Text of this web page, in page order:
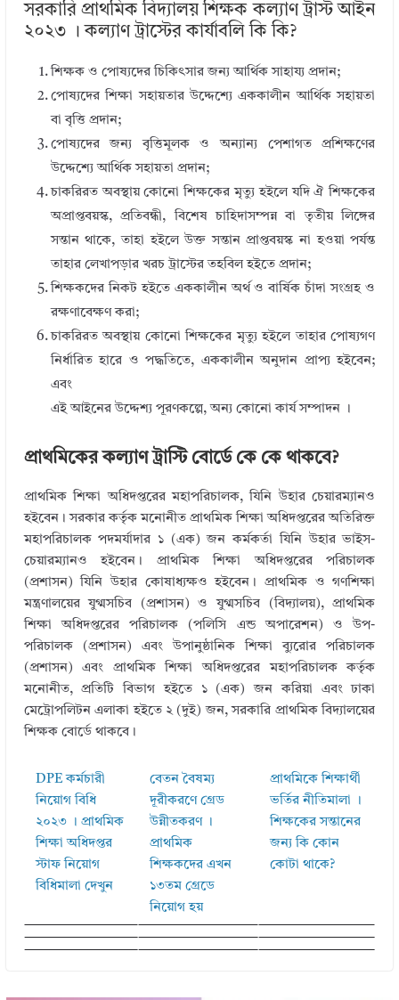
সরকারি প্রাথমিক বিদ্যালয় শিক্ষক কল্যাণ ট্রাস্ট আইন
২০২৩ । কল্যাণ ট্রাস্টের কার্যাবলি কি কি?
শিক্ষক ও পোষ্যদের চিকিৎসার জন্য আর্থিক সাহায্য প্রদান;
পোষ্যদের শিক্ষা সহায়তার উদ্দেশ্যে এককালীন আর্থিক সহায়তা
বা বৃত্তি প্রদান;
পোষ্যদের জন্য বৃত্তিমূলক ও অন্যান্য পেশাগত প্রশিক্ষণের
উদ্দেশ্যে আর্থিক সহায়তা প্রদান;
চাকরিরত অবস্থায় কোনো শিক্ষকের মৃত্যু হইলে যদি ঐ শিক্ষকের
অপ্রাপ্তবয়স্ক, প্রতিবন্ধী, বিশেষ চাহিদাসম্পন্ন বা তৃতীয় লিঙ্গের
সন্তান থাকে, তাহা হইলে উক্ত সন্তান প্রাপ্তবয়স্ক না হওয়া পর্যন্ত
তাহার লেখাপড়ার খরচ ট্রাস্টের তহবিল হইতে প্রদান;
শিক্ষকদের নিকট হইতে এককালীন অর্থ ও বার্ষিক চাঁদা সংগ্রহ ও
রক্ষণাবেক্ষণ করা;
চাকরিরত অবস্থায় কোনো শিক্ষকের মৃত্যু হইলে তাহার পোষ্যগণ
নির্ধারিত হারে ও পদ্ধতিতে, এককালীন অনুদান প্রাপ্য হইবেন;
এবং
এই আইনের উদ্দেশ্য পূরণকল্পে, অন্য কোনো কার্য সম্পাদন ।
প্রাথমিকের কল্যাণ ট্রাস্টি বোর্ডে কে কে থাকবে?
প্রাথমিক শিক্ষা অধিদপ্তরের মহাপরিচালক, যিনি উহার চেয়ারম্যানও
হইবেন। সরকার কর্তৃক মনোনীত প্রাথমিক শিক্ষা অধিদপ্তরের অতিরিক্ত
মহাপরিচালক পদমর্যাদার ১ (এক) জন কর্মকর্তা যিনি উহার ভাইস-
চেয়ারম্যানও হইবেন। প্রাথমিক শিক্ষা অধিদপ্তরের পরিচালক
(প্রশাসন) যিনি উহার কোষাধ্যক্ষও হইবেন। প্রাথমিক ও গণশিক্ষা
মন্ত্রণালয়ের যুগ্মসচিব (প্রশাসন) ও যুগ্মসচিব (বিদ্যালয়), প্রাথমিক
শিক্ষা অধিদপ্তরের পরিচালক (পলিসি এন্ড অপারেশন) ও উপ-
পরিচালক (প্রশাসন) এবং উপানুষ্ঠানিক শিক্ষা ব্যুরোর পরিচালক
(প্রশাসন) এবং প্রাথমিক শিক্ষা অধিদপ্তরের মহাপরিচালক কর্তৃক
মনোনীত, প্রতিটি বিভাগ হইতে ১ (এক) জন করিয়া এবং ঢাকা
মেট্রোপলিটন এলাকা হইতে ২ (দুই) জন, সরকারি প্রাথমিক বিদ্যালয়ের
শিক্ষক বোর্ডে থাকবে।
DPE কর্মচারী
নিয়োগ বিধি
২০২৩ । প্রাথমিক
শিক্ষা অধিদপ্তর
স্টাফ নিয়োগ
বিধিমালা দেখুন
বেতন বৈষম্য
দূরীকরণে গ্রেড
উন্নীতকরণ ।
প্রাথমিক
শিক্ষকদের এখন
১৩তম গ্রেডে
নিয়োগ হয়
প্রাথমিকে শিক্ষার্থী
ভর্তির নীতিমালা ।
শিক্ষকের সন্তানের
জন্য কি কোন
কোটা থাকে?